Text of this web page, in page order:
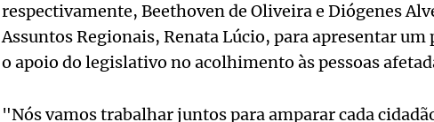
respectivamente, Beethoven de Oliveira e Diógenes
Assuntos Regionais, Renata Lúcio, para apresentar
o apoio do legislativo no acolhimento às pessoas
"Nós vamos trabalhar juntos para amparar cada